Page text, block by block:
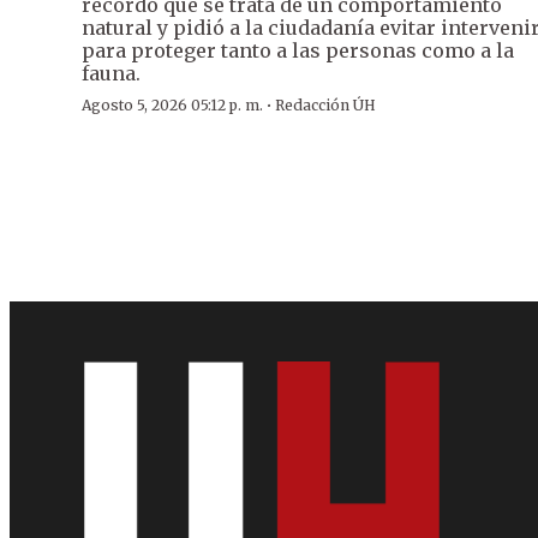
natural y pidió a la ciudadanía evitar intervenir
para proteger tanto a las personas como a la
fauna.
Agosto 5, 2026 05:12 p. m. · Redacción ÚH